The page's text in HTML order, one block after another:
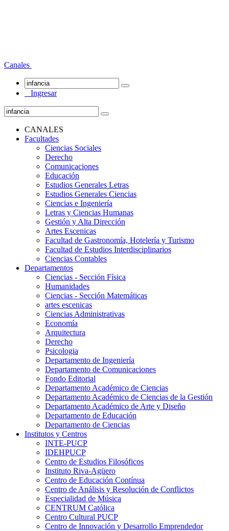
Canales
Ingresar
CANALES
Facultades
Ciencias Sociales
Derecho
Comunicaciones
Educación
Estudios Generales Letras
Estudios Generales Ciencias
Ciencias e Ingeniería
Letras y Ciencias Humanas
Gestión y Alta Dirección
Artes Escenicas
Facultad de Gastronomía, Hotelería y Turismo
Facultad de Estudios Interdisciplinarios
Ciencias Contables
Departamentos
Ciencias - Sección Física
Humanidades
Ciencias - Sección Matemáticas
artes escenicas
Ciencias Administrativas
Economía
Arquitectura
Derecho
Psicologia
Departamento de Ingeniería
Departamento de Comunicaciones
Fondo Editorial
Departamento Académico de Ciencias
Departamento Académico de Ciencias de la Gestión
Departamento Académico de Arte y Diseño
Departamento de Educación
Departamento de Ciencias
Institutos y Centros
INTE-PUCP
IDEHPUCP
Centro de Estudios Filosóficos
Instituto Riva-Agüero
Centro de Educación Contínua
Centro de Análisis y Resolución de Conflictos
Especialidad de Música
CENTRUM Católica
Centro Cultural PUCP
Centro de Innovación y Desarrollo Emprendedor